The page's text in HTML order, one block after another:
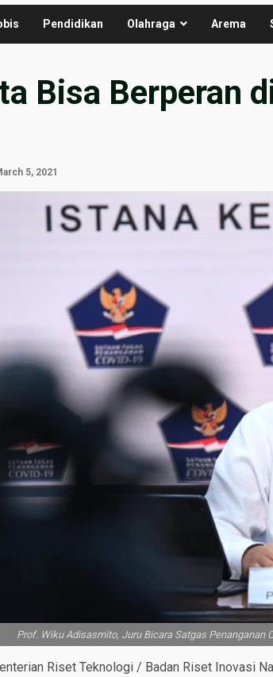
Pendidikan Olahraga Arema
Bisa Berperan
5, 2021
Prof. Wiku Adisasmito, Juru Bicara Satgas Penanganan
Riset Teknologi / Badan Riset Inovasi